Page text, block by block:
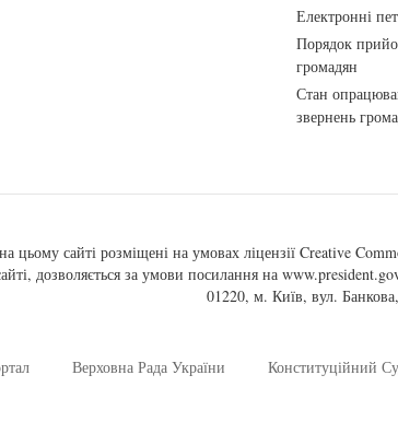
Електронні
Порядок
громадян
Стан
звернень
цьому сайті розміщені на умовах ліцензії Creative
дозволяється за умови посилання на
01220, м. Київ, вул.
Верховна Рада України Конституційний